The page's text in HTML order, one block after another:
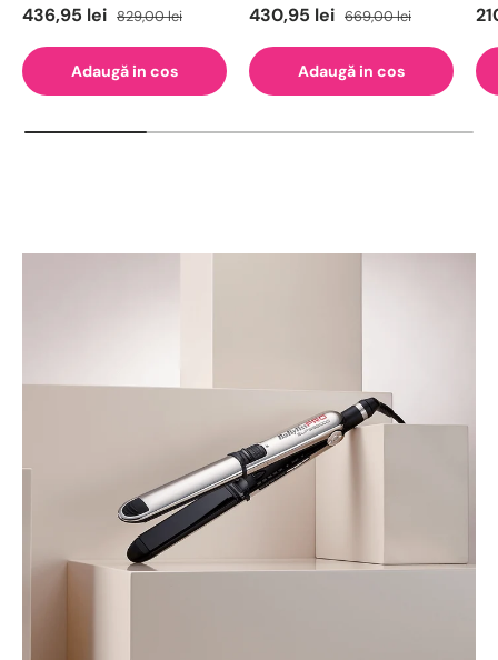
436,95 lei 829,00 lei
Adaugă in cos
430,95 lei 669,00 lei
Adaugă in cos